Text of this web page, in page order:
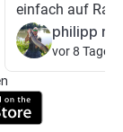
einfach auf
philipp
vor 8 Tagen